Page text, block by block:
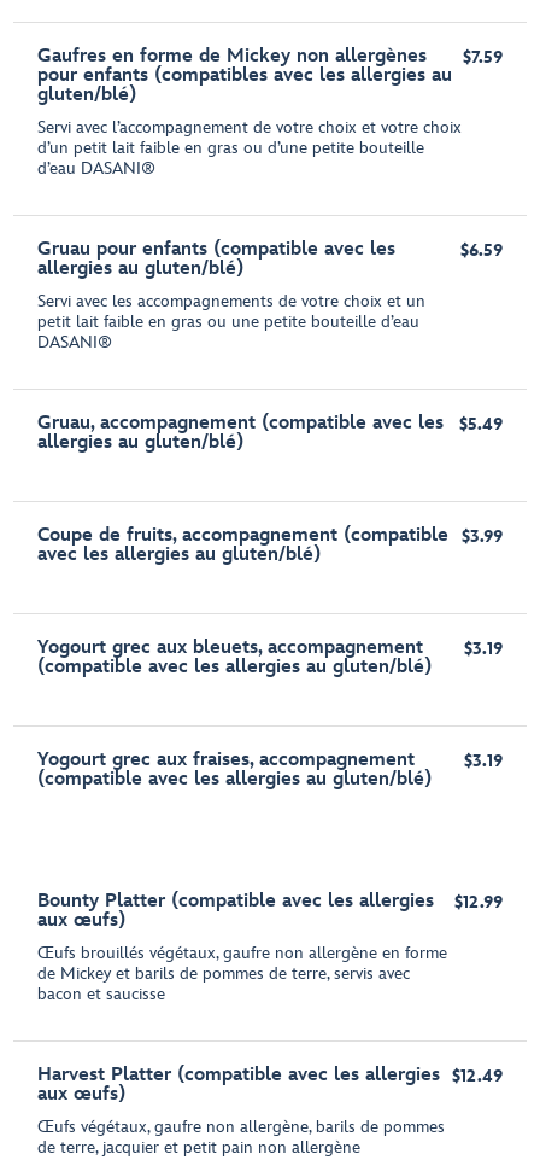
Gaufres en forme de Mickey non allergènes
pour enfants (compatibles avec les allergies au
gluten/blé)
Servi avec l’accompagnement de votre choix et votre choix
d’un petit lait faible en gras ou d’une petite bouteille
d’eau DASANI®
$7.59
Gruau pour enfants (compatible avec les
allergies au gluten/blé)
Servi avec les accompagnements de votre choix et un
petit lait faible en gras ou une petite bouteille d’eau
DASANI®
$6.59
Gruau, accompagnement (compatible avec les
allergies au gluten/blé)
$5.49
Coupe de fruits, accompagnement (compatible
avec les allergies au gluten/blé)
$3.99
Yogourt grec aux bleuets, accompagnement
(compatible avec les allergies au gluten/blé)
$3.19
Yogourt grec aux fraises, accompagnement
(compatible avec les allergies au gluten/blé)
$3.19
Bounty Platter (compatible avec les allergies
aux œufs)
Œufs brouillés végétaux, gaufre non allergène en forme
de Mickey et barils de pommes de terre, servis avec
bacon et saucisse
$12.99
Harvest Platter (compatible avec les allergies
aux œufs)
Œufs végétaux, gaufre non allergène, barils de pommes
de terre, jacquier et petit pain non allergène
$12.49